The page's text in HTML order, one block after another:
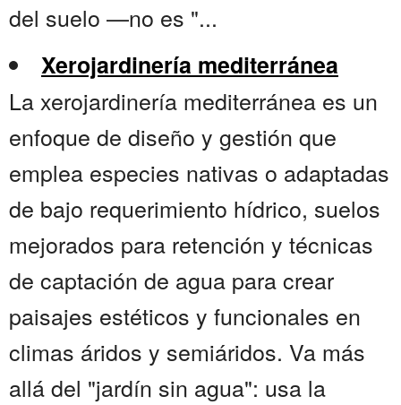
del suelo —no es "...
Xerojardinería mediterránea
La xerojardinería mediterránea es un
enfoque de diseño y gestión que
emplea especies nativas o adaptadas
de bajo requerimiento hídrico, suelos
mejorados para retención y técnicas
de captación de agua para crear
paisajes estéticos y funcionales en
climas áridos y semiáridos. Va más
allá del "jardín sin agua": usa la